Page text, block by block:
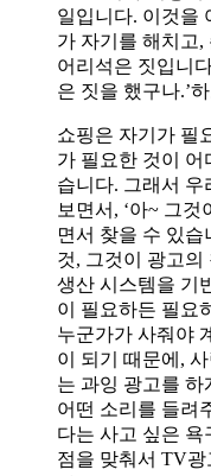
일입니다. 이것을
가 자기를 해치고,
어리석은 짓입니
은 짓을 했구나.’
쇼핑은 자기가 필
가 필요한 것이 어
습니다. 그래서
보면서, ‘아~ 그
면서 찾을 수 있
것, 그것이 광고
생산 시스템을 기
이 필요하든 필요
누군가가 사줘야
이 되기 때문에,
는 과잉 광고를 하
어떤 소리를 들려
다는 사고 싶은
점을 맞춰서 TV광